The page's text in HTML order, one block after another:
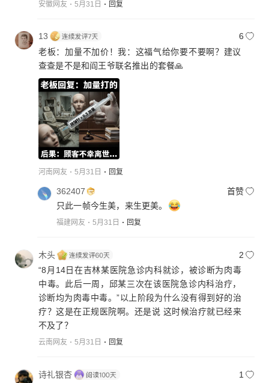
安徽网友 5月31日 回复
13
6
老板：加量不加价！我：这福气给你要不要啊？建议
查查是不是和阎王爷联名推出的套餐🙏
河南网友 5月31日 回复
362407
首赞
只此一帧今生美，来生更美。
福建网友 5月31日 回复
木头
2
“8月14日在吉林某医院急诊内科就诊，被诊断为肉毒
中毒。此后一周，邱某三次在该医院急诊内科治疗，
诊断均为肉毒中毒。”以上阶段为什么没有得到好的治
疗？这是在正规医院啊。还是说 这时候治疗就已经来
不及了？
云南网友 5月31日 回复
诗礼银杏
1